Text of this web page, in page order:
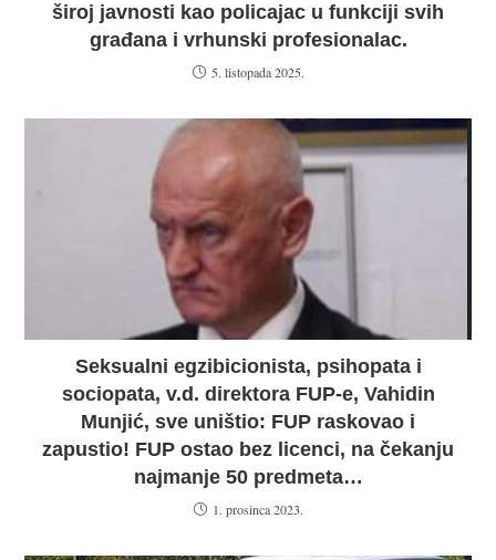
široj javnosti kao policajac u funkciji svih
građana i vrhunski profesionalac.
5. listopada 2025.
Seksualni egzibicionista, psihopata i
sociopata, v.d. direktora FUP-e, Vahidin
Munjić, sve uništio: FUP raskovao i
zapustio! FUP ostao bez licenci, na čekanju
najmanje 50 predmeta…
1. prosinca 2023.